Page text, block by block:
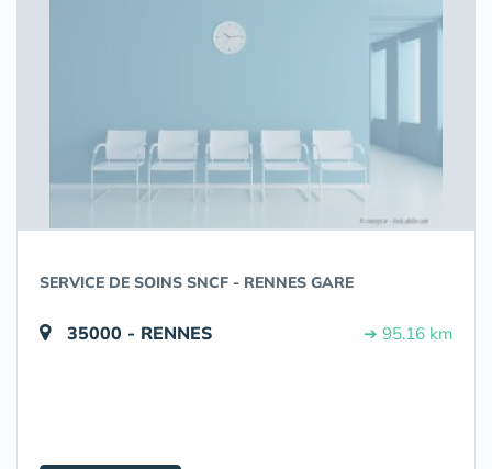
SERVICE DE SOINS SNCF - RENNES GARE
35000 - RENNES ➔ 95.16 km